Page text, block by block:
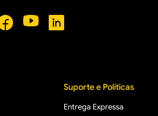
Suporte e Políticas
Entrega Expressa